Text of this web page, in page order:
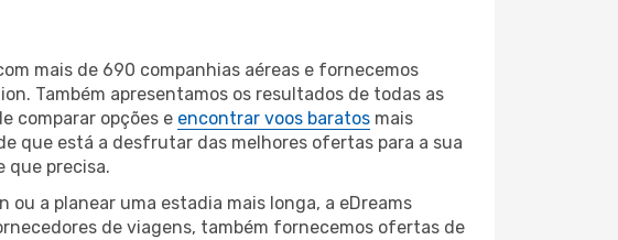
mais de 690 companhias aéreas e fornecemos
Também apresentamos os resultados de todas as
comparar opções e encontrar voos baratos mais
que está a desfrutar das melhores ofertas para a sua
que precisa.
a planear uma estadia mais longa, a eDreams
de viagens, também fornecemos ofertas de